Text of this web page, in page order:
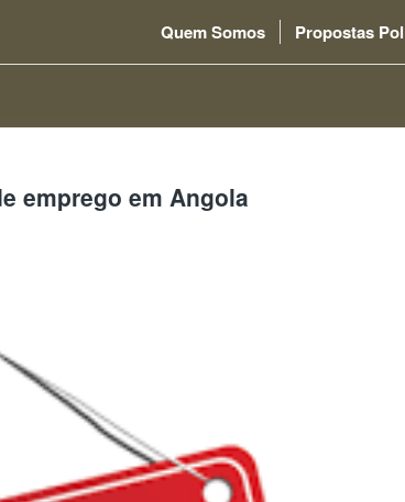
Quem Somos Propostas
emprego em Angola